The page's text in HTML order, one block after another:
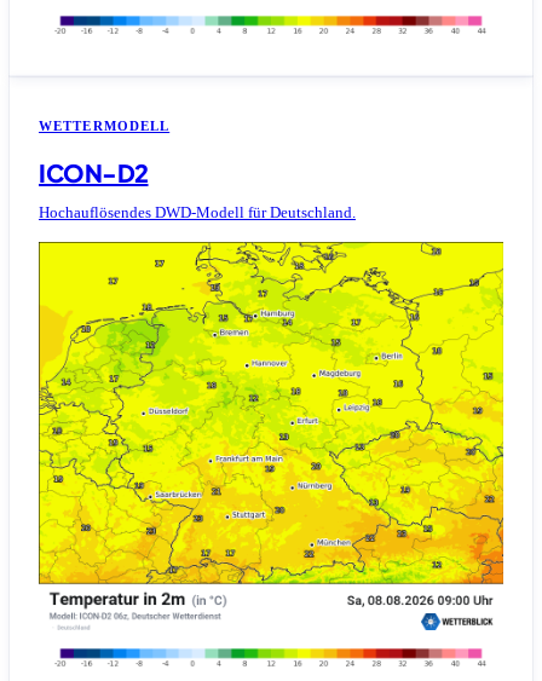
WETTERMODELL
ICON-D2
Hochauflösendes DWD-Modell für Deutschland.